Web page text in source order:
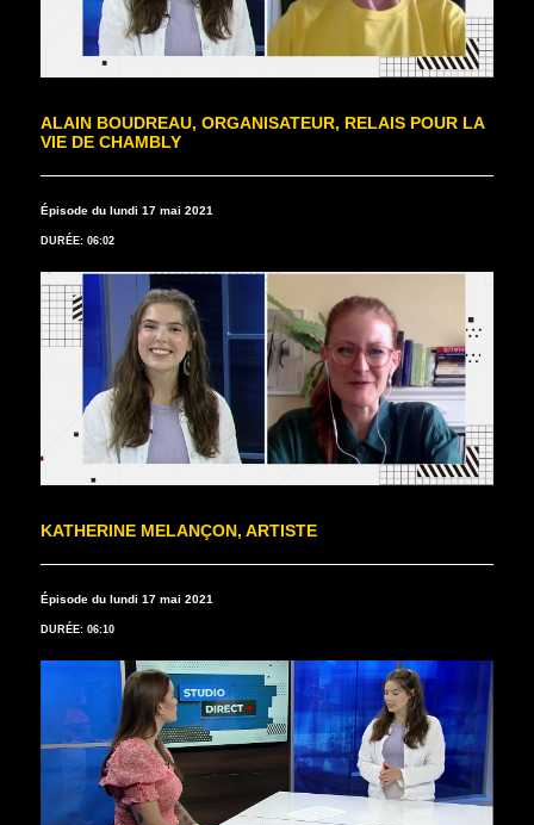
ALAIN BOUDREAU, ORGANISATEUR, RELAIS POUR LA
VIE DE CHAMBLY
Épisode du lundi 17 mai 2021
DURÉE: 06:02
KATHERINE MELANÇON, ARTISTE
Épisode du lundi 17 mai 2021
DURÉE: 06:10